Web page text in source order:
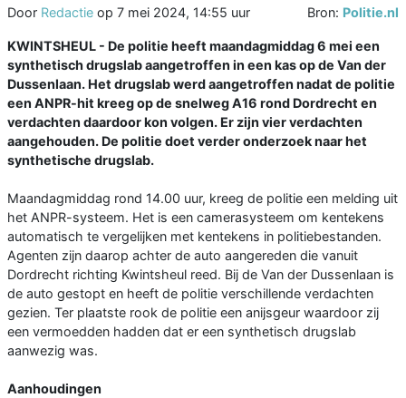
Door Redactie op 7 mei 2024, 14:55 uur Bron: Politie.nl
KWINTSHEUL - De politie heeft maandagmiddag 6 mei een
synthetisch drugslab aangetroffen in een kas op de Van der
Dussenlaan. Het drugslab werd aangetroffen nadat de politie
een ANPR-hit kreeg op de snelweg A16 rond Dordrecht en
verdachten daardoor kon volgen. Er zijn vier verdachten
aangehouden. De politie doet verder onderzoek naar het
synthetische drugslab.
Maandagmiddag rond 14.00 uur, kreeg de politie een melding uit
het ANPR-systeem. Het is een camerasysteem om kentekens
automatisch te vergelijken met kentekens in politiebestanden.
Agenten zijn daarop achter de auto aangereden die vanuit
Dordrecht richting Kwintsheul reed. Bij de Van der Dussenlaan is
de auto gestopt en heeft de politie verschillende verdachten
gezien. Ter plaatste rook de politie een anijsgeur waardoor zij
een vermoedden hadden dat er een synthetisch drugslab
aanwezig was.
Aanhoudingen